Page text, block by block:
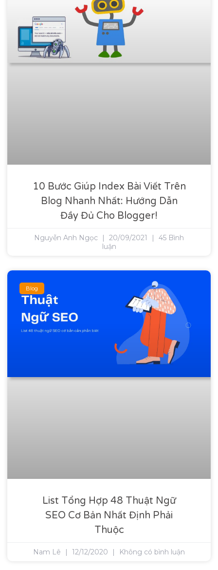
10 Bước Giúp Index Bài Viết Trên
Blog Nhanh Nhất: Hướng Dẫn
Đầy Đủ Cho Blogger!
Nguyễn Anh Ngọc 20/09/2021
45 Bình
luận
Blog
List Tổng Hợp 48 Thuật Ngữ
SEO Cơ Bản Nhất Định Phải
Thuộc
Nam Lê 12/12/2020 Không có bình luận